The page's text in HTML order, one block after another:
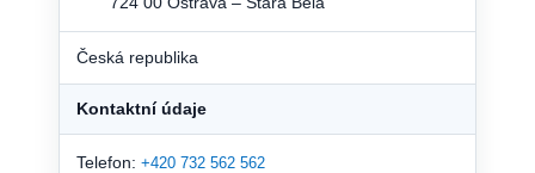
Česká republika
Kontaktní údaje
Telefon: +420 732 562 562